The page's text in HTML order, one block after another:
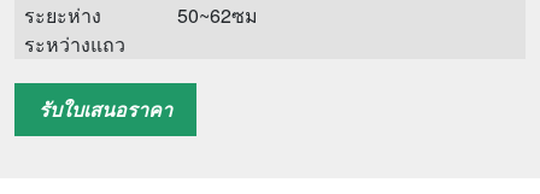
ระยะห่าง
ระหว่างแถว
50~62ซม
แถวทำงาน
ความกว้างใน
150~126ซม
รับใบเสนอราคา